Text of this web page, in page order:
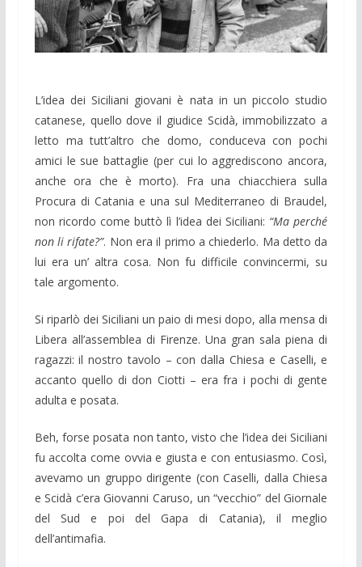
L’idea dei Siciliani giovani è nata in un piccolo studio
catanese, quello dove il giudice Scidà, immobilizzato a
letto ma tutt’altro che domo, conduceva con pochi
amici le sue battaglie (per cui lo aggrediscono ancora,
anche ora che è morto). Fra una chiacchiera sulla
Procura di Catania e una sul Mediterraneo di Braudel,
non ricordo come buttò lì l’idea dei Siciliani: “Ma perché
non li rifate?”. Non era il primo a chiederlo. Ma detto da
lui era un’ altra cosa. Non fu difficile convincermi, su
tale argomento.
Si riparlò dei Siciliani un paio di mesi dopo, alla mensa di
Libera all’assemblea di Firenze. Una gran sala piena di
ragazzi: il nostro tavolo – con dalla Chiesa e Caselli, e
accanto quello di don Ciotti – era fra i pochi di gente
adulta e posata.
Beh, forse posata non tanto, visto che l’idea dei Siciliani
fu accolta come ovvia e giusta e con entusiasmo. Così,
avevamo un gruppo dirigente (con Caselli, dalla Chiesa
e Scidà c’era Giovanni Caruso, un “vecchio” del Giornale
del Sud e poi del Gapa di Catania), il meglio
dell’antimafia.